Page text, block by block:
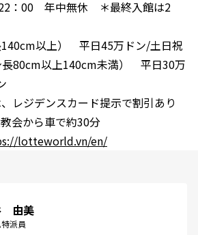
：00 年中無休 ＊最終入館は2
140cm以上） 平日45万ドン/土日祝
長80cm以上140cm未満） 平日30万
レジデンスカード提示で割引あり
会から車で約30分
lotteworld.vn/en/
由美
派員